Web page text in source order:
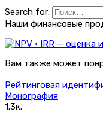
Search for:
Наши финансовые
Вам также может
Рейтинговая
Монография
1.3к.